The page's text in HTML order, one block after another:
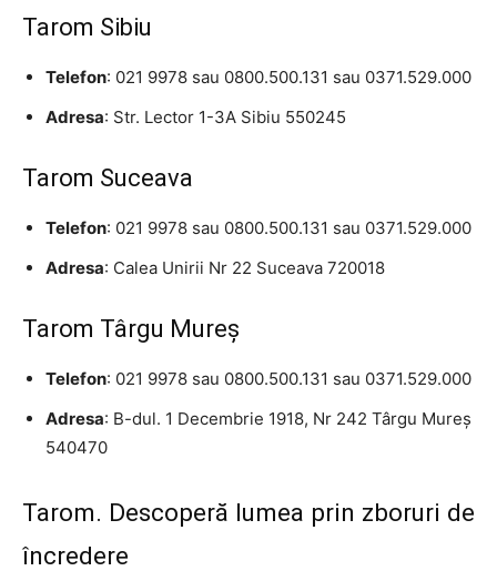
Tarom Sibiu
Telefon: 021 9978 sau 0800.500.131 sau 0371.529.000
Adresa: Str. Lector 1-3A Sibiu 550245
Tarom Suceava
Telefon: 021 9978 sau 0800.500.131 sau 0371.529.000
Adresa: Calea Unirii Nr 22 Suceava 720018
Tarom Târgu Mureş
Telefon: 021 9978 sau 0800.500.131 sau 0371.529.000
Adresa: B-dul. 1 Decembrie 1918, Nr 242 Târgu Mureş
540470
Tarom. Descoperă lumea prin zboruri de
încredere